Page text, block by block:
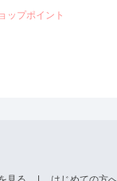
ップポイント